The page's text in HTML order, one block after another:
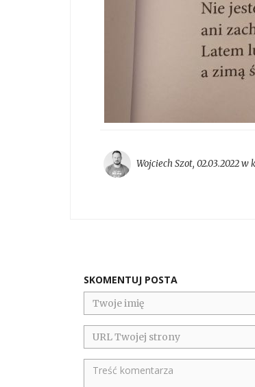
Wojciech Szot, 02.03.2022 w
SKOMENTUJ POSTA